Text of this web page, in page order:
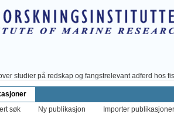
studier på redskap og fangstrelevant adferd hos
søk Ny publikasjon Importer